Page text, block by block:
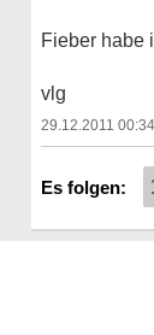
Fieber habe
vlg
29.12.2011 00:34